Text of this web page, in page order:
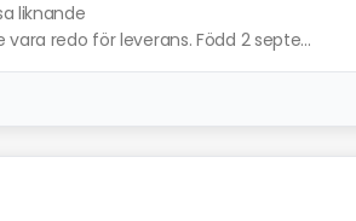
liknande
redo för leverans. Född 2 septe...